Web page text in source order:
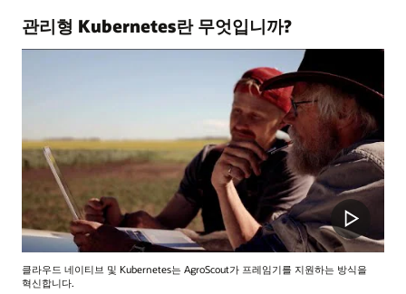
관리형 Kubernetes란 무엇입니까?
클라우드 네이티브 및 Kubernetes는 AgroScout가 프레임기를 지원하는 방식을
혁신합니다.